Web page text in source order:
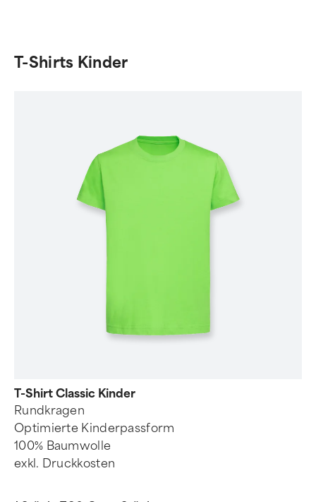
T-Shirts Kinder
T-Shirt Classic Kinder
Rundkragen
Optimierte Kinderpassform
100% Baumwolle
exkl. Druckkosten